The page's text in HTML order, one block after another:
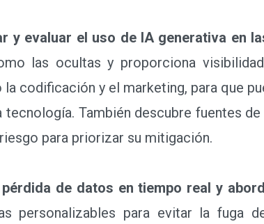
y evaluar el uso de IA generativa en
las ocultas y proporciona
codificación y el marketing, para que
tecnología. También descubre fuentes
para priorizar su mitigación.
de datos en tiempo real y
personalizables para evitar la fuga